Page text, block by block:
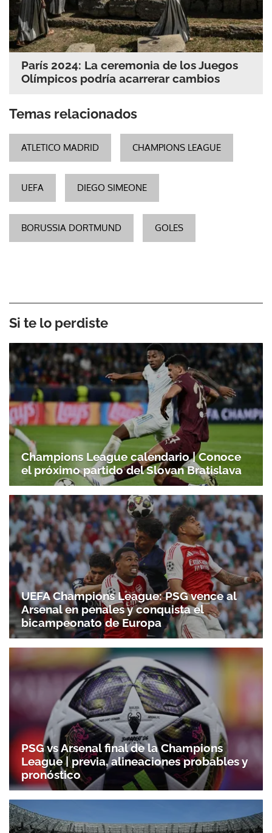
Gracias por suscribirte a nuestro boletín.
París 2024: La ceremonia de los Juegos
Olímpicos podría acarrerar cambios
Temas relacionados
ATLETICO MADRID CHAMPIONS LEAGUE
UEFA DIEGO SIMEONE
BORUSSIA DORTMUND GOLES
Si te lo perdiste
Champions League calendario | Conoce
el próximo partido del Slovan Bratislava
UEFA Champions League: PSG vence al
Arsenal en penales y conquista el
bicampeonato de Europa
PSG vs Arsenal final de la Champions
League | previa, alineaciones probables y
pronóstico